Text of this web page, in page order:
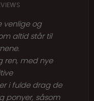
venlige og
altid står til
ren, med nye
i fulde drag de
ponyer, såsom